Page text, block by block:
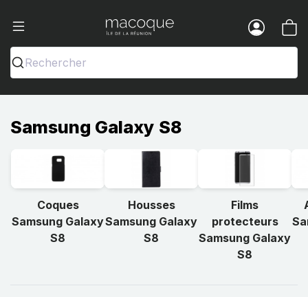
Ma Coque - Coques et Accessoires
Rechercher
Samsung Galaxy S8
Coques
Samsung Galaxy
S8
Housses
Samsung Galaxy
S8
Films
protecteurs
Samsung Galaxy
S8